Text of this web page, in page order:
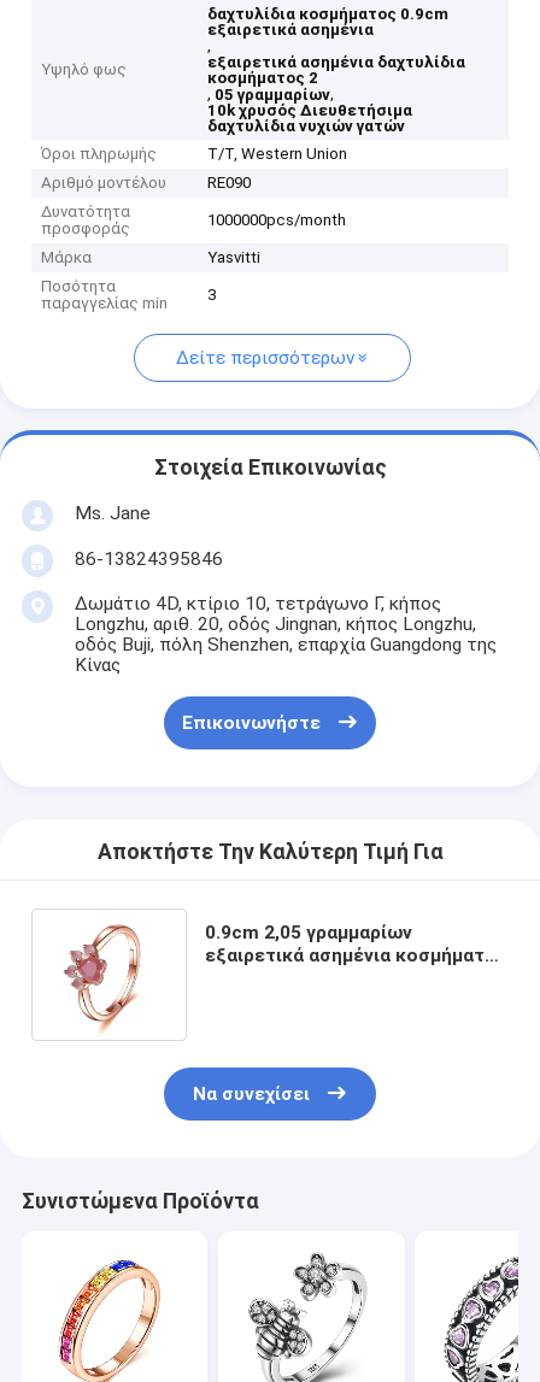
Υψηλό φως
δαχτυλίδια κοσμήματος 0.9cm
εξαιρετικά ασημένια
,
εξαιρετικά ασημένια δαχτυλίδια
κοσμήματος 2
, 05 γραμμαρίων,
10k χρυσός Διευθετήσιμα
δαχτυλίδια νυχιών γατών
Όροι πληρωμής
T/T, Western Union
Αριθμό μοντέλου
RE090
Δυνατότητα
προσφοράς
1000000pcs/month
Μάρκα
Yasvitti
Ποσότητα
παραγγελίας min
3
Δείτε περισσότερων
Στοιχεία Επικοινωνίας
Ms. Jane
86-13824395846
Δωμάτιο 4D, κτίριο 10, τετράγωνο Γ, κήπος
Longzhu, αριθ. 20, οδός Jingnan, κήπος Longzhu,
οδός Buji, πόλη Shenzhen, επαρχία Guangdong της
Κίνας
Επικοινωνήστε
Αποκτήστε Την Καλύτερη Τιμή Για
0.9cm 2,05 γραμμαρίων
εξαιρετικά ασημένια κοσμήματος
Να συνεχίσει
Συνιστώμενα Προϊόντα